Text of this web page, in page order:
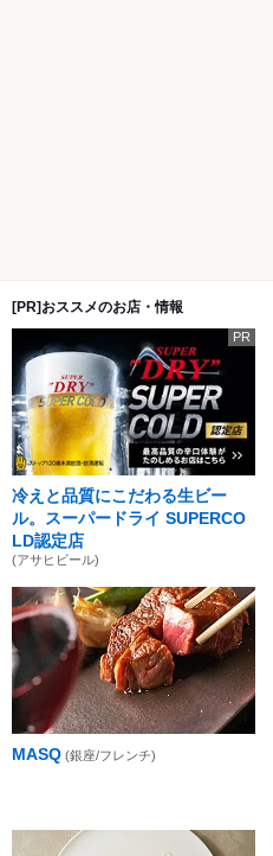
[PR]おススメのお店・情報
PR
冷えと品質にこだわる生ビー
ル。スーパードライ SUPERCO
LD認定店
(アサヒビール)
MASQ (銀座/フレンチ)